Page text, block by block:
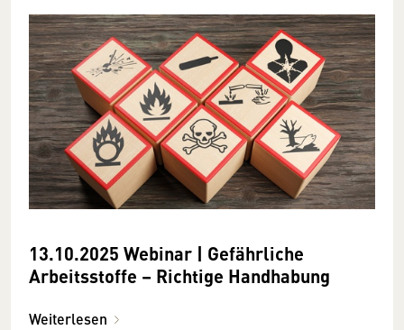
13.10.2025 Webinar | Gefährliche
Arbeitsstoffe – Richtige Handhabung
Weiterlesen